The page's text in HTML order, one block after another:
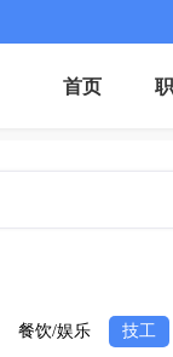
首页
餐饮/娱乐 技工